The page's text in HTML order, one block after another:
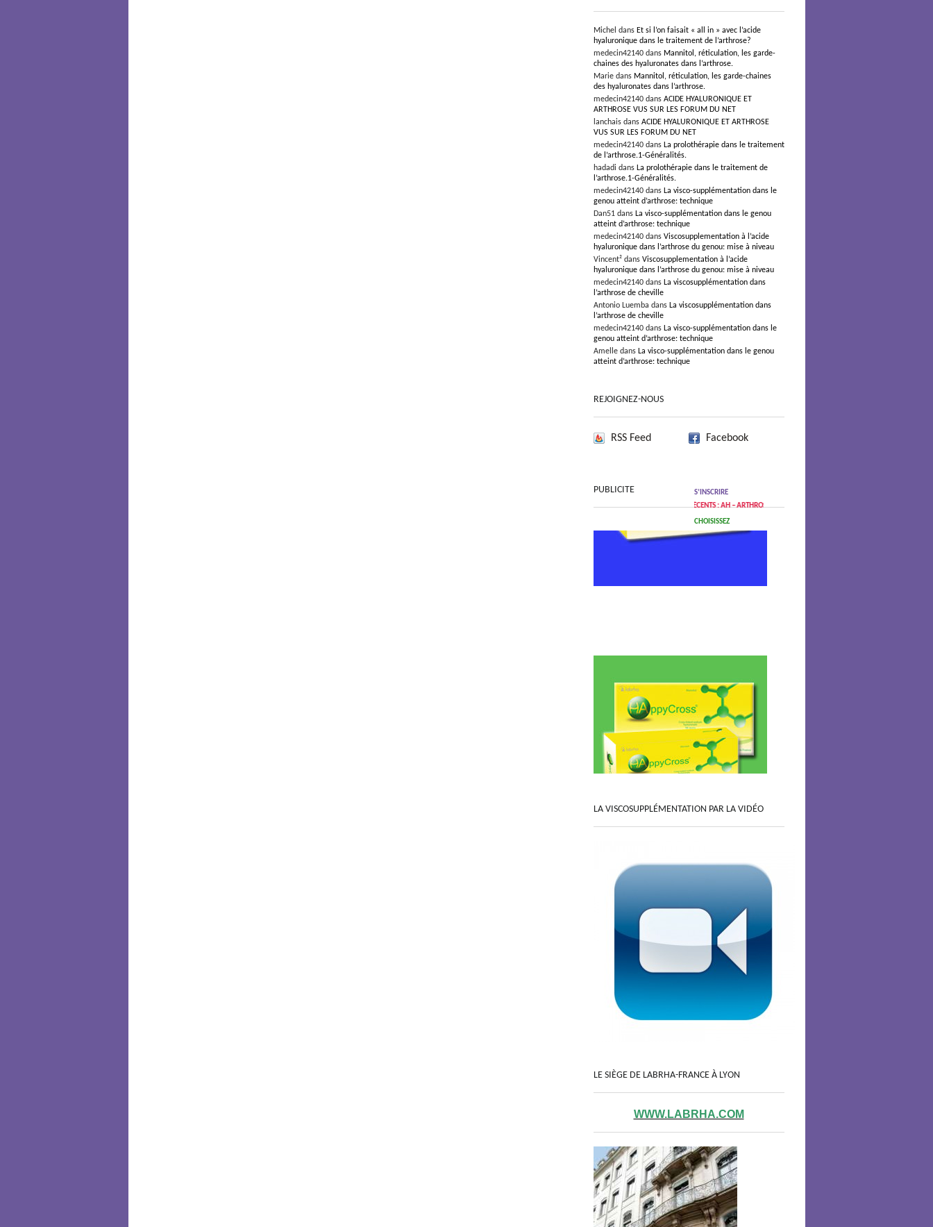
Michel dans Et si l’on faisait « all in » avec l’acide
hyaluronique dans le traitement de l’arthrose?
medecin42140 dans Mannitol, réticulation, les garde-
chaines des hyaluronates dans l’arthrose.
Marie dans Mannitol, réticulation, les garde-chaines
des hyaluronates dans l’arthrose.
medecin42140 dans ACIDE HYALURONIQUE ET
ARTHROSE VUS SUR LES FORUM DU NET
lanchais dans ACIDE HYALURONIQUE ET ARTHROSE
VUS SUR LES FORUM DU NET
medecin42140 dans La prolothérapie dans le traitement
de l’arthrose.1-Généralités.
hadadi dans La prolothérapie dans le traitement de
l’arthrose.1-Généralités.
medecin42140 dans La visco-supplémentation dans le
genou atteint d’arthrose: technique
Dan51 dans La visco-supplémentation dans le genou
atteint d’arthrose: technique
medecin42140 dans Viscosupplementation à l’acide
hyaluronique dans l’arthrose du genou: mise à niveau
Vincent² dans Viscosupplementation à l’acide
hyaluronique dans l’arthrose du genou: mise à niveau
medecin42140 dans La viscosupplémentation dans
l’arthrose de cheville
Antonio Luemba dans La viscosupplémentation dans
l’arthrose de cheville
medecin42140 dans La visco-supplémentation dans le
genou atteint d’arthrose: technique
Amelle dans La visco-supplémentation dans le genou
atteint d’arthrose: technique
REJOIGNEZ-NOUS
RSS Feed Facebook
S’INSCRIRE
ARTICLES RÉCENTS : AH – ARTHROSE
CHOISISSEZ
PUBLICITE
LA VISCOSUPPLÉMENTATION PAR LA VIDÉO
LE SIÈGE DE LABRHA-FRANCE À LYON
WWW.LABRHA.COM